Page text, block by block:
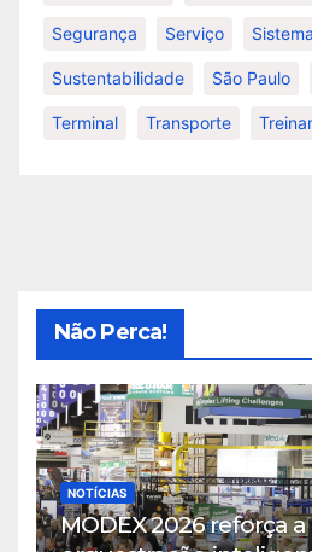
Segurança Serviço Sistema
Sustentabilidade São Paulo
Terminal Transporte
Não Perca!
NOTÍCIAS
MODEX 2026 reforça a